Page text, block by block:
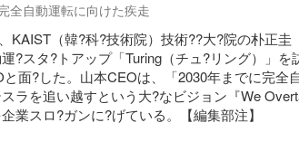
全自動運転に向けた疾走
KAIST（韓?科?技術院）技術??大?院の朴正
?スタ?トアップ「Turing（チュ?リング）」を
面?した。山本CEOは、「2030年までに完全
ラを追い越すという大?なビジョン『We
業スロ?ガンに?げている。【編集部注】